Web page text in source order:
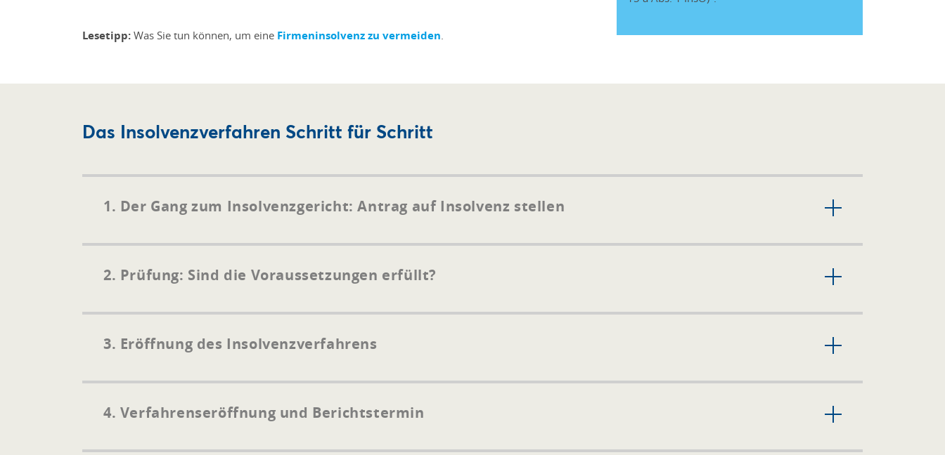
Lesetipp: Was Sie tun können, um eine Firmeninsolvenz zu vermeiden.
Das Insolvenzverfahren Schritt für Schritt
1. Der Gang zum Insolvenzgericht: Antrag auf Insolvenz stellen
2. Prüfung: Sind die Voraussetzungen erfüllt?
3. Eröffnung des Insolvenzverfahrens
4. Verfahrenseröffnung und Berichtstermin